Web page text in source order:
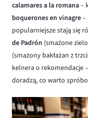
calamares a la romana–
boquerones en vinagre–
popularniejsze stają się
de Padrón (smażone
(smażony bakłażan z
kelnera o rekomendacje
doradzą, co warto